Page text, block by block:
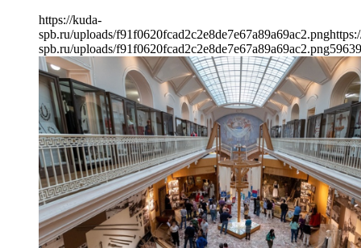
https://kuda-
spb.ru/uploads/f91f0620fcad2c2e8de7e67a89a69ac2.png
spb.ru/uploads/f91f0620fcad2c2e8de7e67a89a69ac2.png596